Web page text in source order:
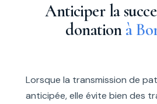
Anticiper la
donation à
Lorsque la transmission de
anticipée, elle évite bien des